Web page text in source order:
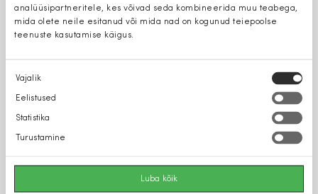
analüüsipartneritele, kes võivad seda kombineerida muu teabega,
mida olete neile esitanud või mida nad on kogunud teiepoolse
teenuste kasutamise käigus.
Nõusoleku
valik
Vajalik
Eelistused
Statistika
Turustamine
Luba kõik